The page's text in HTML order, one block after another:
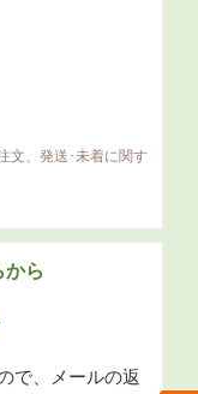
文、発送･未着に関す
から
で、メールの返